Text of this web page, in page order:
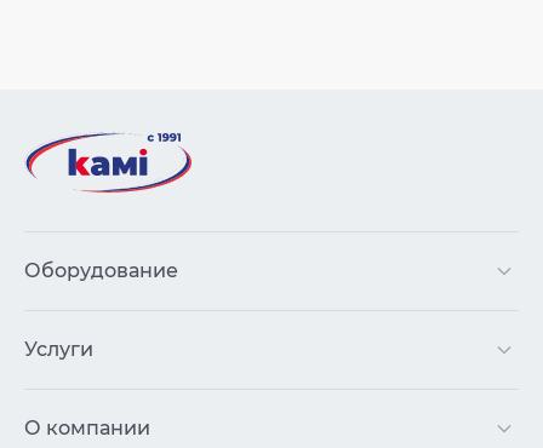
Оборудование
Услуги
О компании